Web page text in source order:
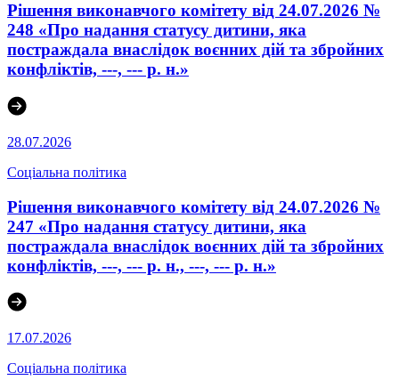
Рішення виконавчого комітету від 24.07.2026 №
248 «Про надання статусу дитини, яка
постраждала внаслідок воєнних дій та збройних
конфліктів, ---, --- р. н.»
28.07.2026
Соціальна політика
Рішення виконавчого комітету від 24.07.2026 №
247 «Про надання статусу дитини, яка
постраждала внаслідок воєнних дій та збройних
конфліктів, ---, --- р. н., ---, --- р. н.»
17.07.2026
Соціальна політика